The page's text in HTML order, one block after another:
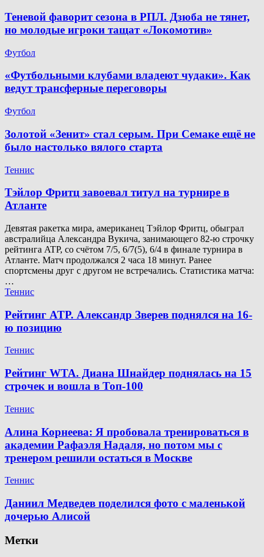
Теневой фаворит сезона в РПЛ. Дзюба не тянет,
но молодые игроки тащат «Локомотив»
Футбол
«Футбольными клубами владеют чудаки». Как
ведут трансферные переговоры
Футбол
Золотой «Зенит» стал серым. При Семаке ещё не
было настолько вялого старта
Теннис
Тэйлор Фритц завоевал титул на турнире в
Атланте
Девятая ракетка мира, американец Тэйлор Фритц, обыграл
австралийца Александра Вукича, занимающего 82-ю строчку
рейтинга ATP, со счётом 7/5, 6/7(5), 6/4 в финале турнира в
Атланте. Матч продолжался 2 часа 18 минут. Ранее
спортсмены друг с другом не встречались. Статистика матча:
…
Теннис
Рейтинг ATP. Александр Зверев поднялся на 16-
ю позицию
Теннис
Рейтинг WTA. Диана Шнайдер поднялась на 15
строчек и вошла в Топ-100
Теннис
Алина Корнеева: Я пробовала тренироваться в
академии Рафаэля Надаля, но потом мы с
тренером решили остаться в Москве
Теннис
Даниил Медведев поделился фото с маленькой
дочерью Алисой
Метки